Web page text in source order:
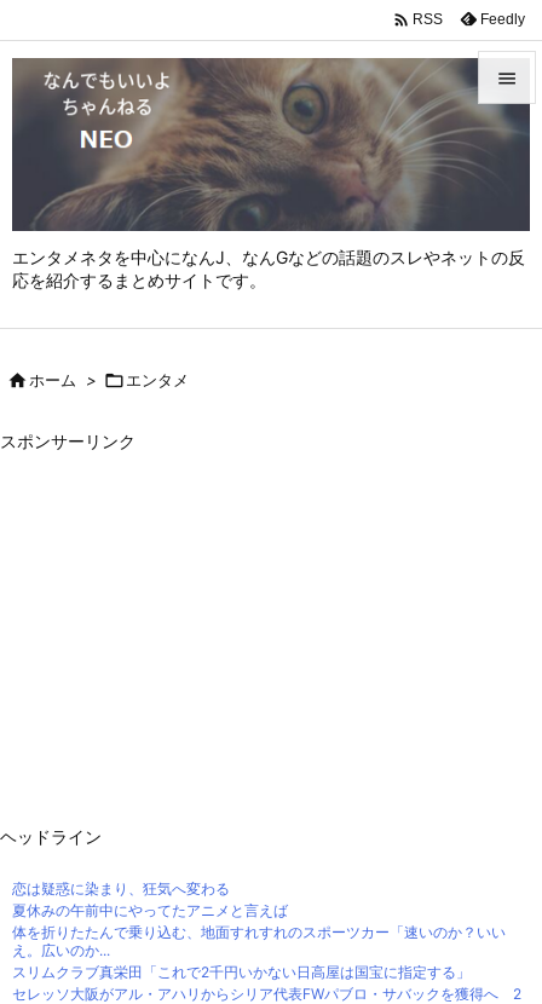
エンタメネタを中心になんJ、なんGなどの話題のスレやネットの反
応を紹介するまとめサイトです。



 RSS Feedly
ホーム > エンタメ
スポンサーリンク
ヘッドライン
恋は疑惑に染まり、狂気へ変わる
夏休みの午前中にやってたアニメと言えば
体を折りたたんで乗り込む、地面すれすれのスポーツカー「速いのか？いい
え。広いのか...
スリムクラブ真栄田「これで2千円いかない日高屋は国宝に指定する」
セレッソ大阪がアル・アハリからシリア代表FWパブロ・サバックを獲得へ 2